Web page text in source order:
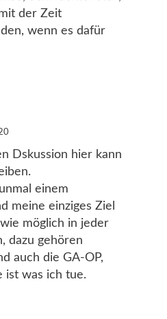
der Zeit
wenn es dafür
Dskussion hier kann
einem
meine einziges Ziel
möglich in jeder
dazu gehören
auch die GA-OP,
ist was ich tue.